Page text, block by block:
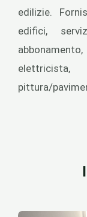
edilizie.
edifici,
pittura/